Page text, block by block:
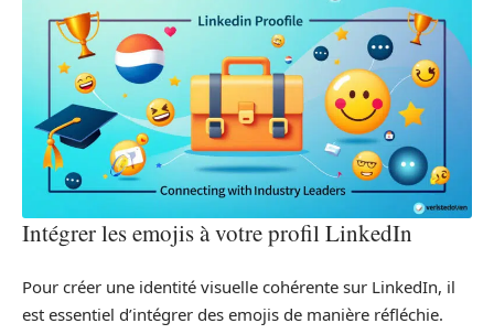
Intégrer les emojis à votre profil LinkedIn
Pour créer une identité visuelle cohérente sur LinkedIn, il
est essentiel d’intégrer des emojis de manière réfléchie.